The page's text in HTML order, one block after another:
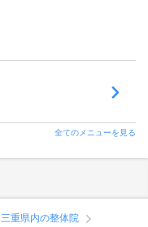
全てのメニューを見る
三重県内の整体院